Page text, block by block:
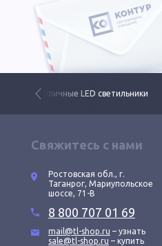
Уличные LED светильники
Свяжитесь с нами
Ростовская обл., г.
Таганрог, Мариупольское
шоссе, 71-В
8 800 707 01 69
mail@tl-shop.ru – узнать
sale@tl-shop.ru – купить